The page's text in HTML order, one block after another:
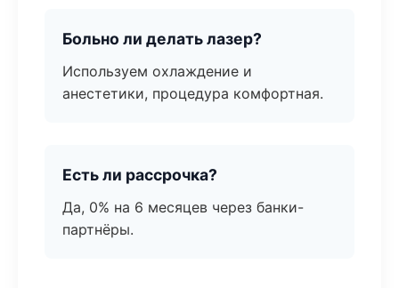
Больно ли делать лазер?
Используем охлаждение и
анестетики, процедура комфортная.
Есть ли рассрочка?
Да, 0% на 6 месяцев через банки-
партнёры.